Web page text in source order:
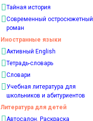
Тайная история
Современный остросюжетный
роман
Иностранные языки
Активный English
Тетрадь-словарь
Словари
Учебная литература для
школьников и абитуриентов
Литература для детей
Автосалон. Раскраска